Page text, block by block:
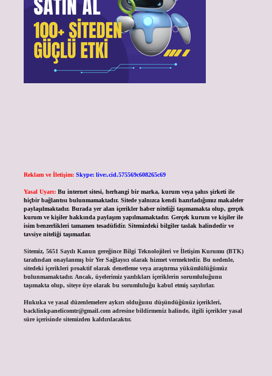
Reklam ve İletişim: Skype: live:.cid.575569c608265c69
Yasal Uyarı: Bu internet sitesi, herhangi bir marka, kurum veya şahıs şirketi ile
hiçbir bağlantısı bulunmamaktadır. Sitede yalnızca kendi hazırladığımız makaleler
paylaşılmaktadır. Burada yer alan içerikler haber niteliği taşımamakta olup, gerçek
kurum ve kişiler hakkında paylaşım yapılmamaktadır. Gerçek kurum ve kişiler ile
isim benzerlikleri tamamen tesadüfidir. Sitemizdeki bilgiler taslak halindedir ve
tavsiye niteliği taşımazlar.
Sitemiz, 5651 Sayılı Kanun gereğince Bilgi Teknolojileri ve İletişim Kurumu (BTK)
tarafından onaylanmış bir Yer Sağlayıcı olarak hizmet vermektedir. Bu nedenle,
sitedeki içerikleri proaktif olarak denetleme veya araştırma yükümlülüğümüz
bulunmamaktadır. Ancak, üyelerimiz yazdıkları içeriklerin sorumluluğunu
taşımakta olup, siteye üye olarak bu sorumluluğu kabul etmiş sayılırlar.
Hukuka ve yasal düzenlemelere aykırı olduğunu düşündüğünüz içerikleri,
backlinkpanelicomtr@gmail.comadresine bildirmeniz halinde, ilgili içerikler yasal
süre içerisinde sitemizden kaldırılacaktır.